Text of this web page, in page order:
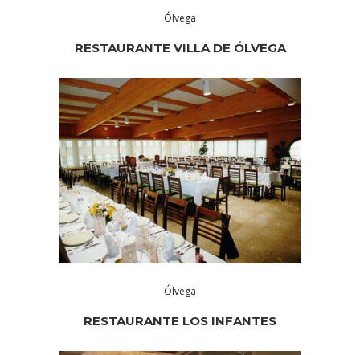
Ólvega
RESTAURANTE VILLA DE ÓLVEGA
Ólvega
RESTAURANTE LOS INFANTES